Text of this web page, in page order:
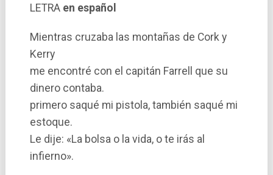
LETRA en español
Mientras cruzaba las montañas de Cork y
Kerry
me encontré con el capitán Farrell que su
dinero contaba.
primero saqué mi pistola, también saqué mi
estoque.
Le dije: «La bolsa o la vida, o te irás al
infierno».